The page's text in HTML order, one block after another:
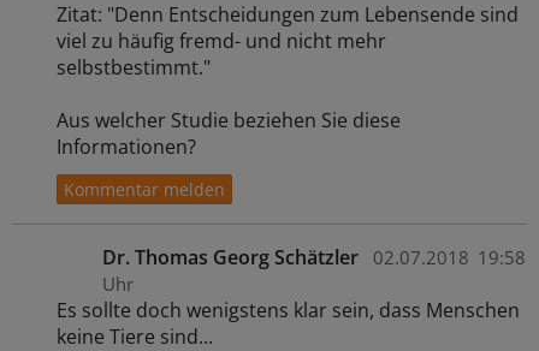
Zitat: "Denn Entscheidungen zum Lebensende sind
viel zu häufig fremd- und nicht mehr
selbstbestimmt."
Aus welcher Studie beziehen Sie diese
Informationen?
Dr. Thomas Georg Schätzler 02.07.2018 19:58
Uhr
Es sollte doch wenigstens klar sein, dass Menschen
keine Tiere sind...